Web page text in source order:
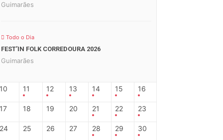
Guimarães
Todo o Dia
FEST’IN FOLK CORREDOURA 2026
Guimarães
10 11 12 13 14 15 16
17 18 19 20 21 22 23
24 25 26 27 28 29 30